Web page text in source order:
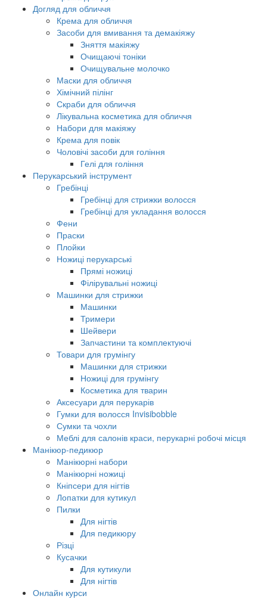
Догляд для обличчя
Крема для обличчя
Засоби для вмивання та демакіяжу
Зняття макіяжу
Очищаючі тоніки
Очищувальне молочко
Маски для обличчя
Хімічний пілінг
Скраби для обличчя
Лікувальна косметика для обличчя
Набори для макіяжу
Крема для повік
Чоловічі засоби для гоління
Гелі для гоління
Перукарський інструмент
Гребінці
Гребінці для стрижки волосся
Гребінці для укладання волосся
Фени
Праски
Плойки
Ножиці перукарські
Прямі ножиці
Філірувальні ножиці
Машинки для стрижки
Машинки
Тримери
Шейвери
Запчастини та комплектуючі
Товари для грумінгу
Машинки для стрижки
Ножиці для грумінгу
Косметика для тварин
Аксесуари для перукарів
Гумки для волосся Invisibobble
Сумки та чохли
Меблі для салонів краси, перукарні робочі місця
Манікюр-педикюр
Манікюрні набори
Манікюрні ножиці
Кніпсери для нігтів
Лопатки для кутикул
Пилки
Для нігтів
Для педикюру
Різці
Кусачки
Для кутикули
Для нігтів
Онлайн курси